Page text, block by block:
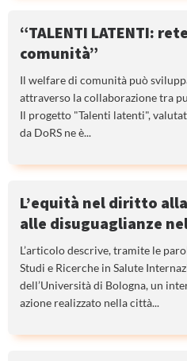
“TALENTI LATENTI:
comunità”
Il welfare di comunità può
attraverso la collaborazione tra
Il progetto "Talenti latenti",
da DoRS ne è...
L’equità nel diritto
alle disuguaglianze
L’articolo descrive, tramite le
Studi e Ricerche in Salute
dell’Università di Bologna, un
azione realizzato nella città...